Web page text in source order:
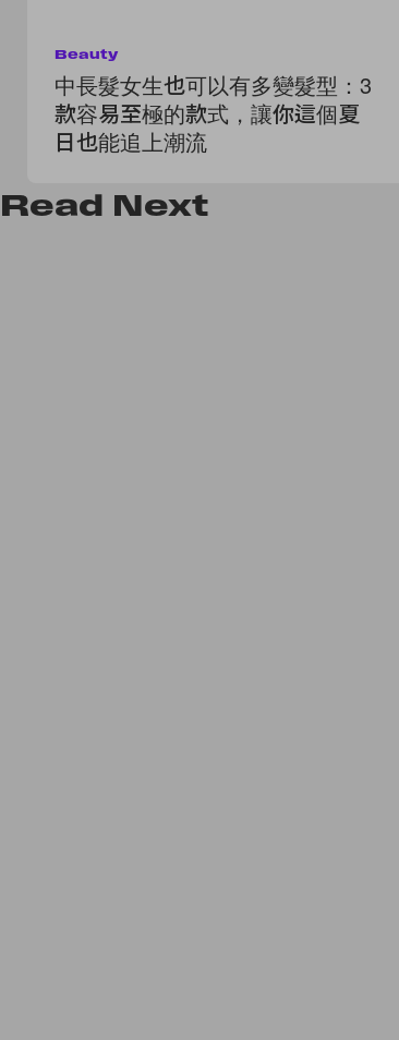
Beauty
中長髮女生也可以有多變髮型：3
款容易至極的款式，讓你這個夏
日也能追上潮流
Read Next